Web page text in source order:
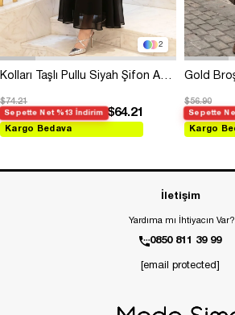
2
Kolları Taşlı Pullu Siyah Şifon Abiye
$74.21
Sepette Net %13 İndirim $64.21
Kargo Bedava
$56.90
Sepette
Kargo
İletişim
Yardıma mı İhtiyacın Var?
0850 811 39 99
[email protected]